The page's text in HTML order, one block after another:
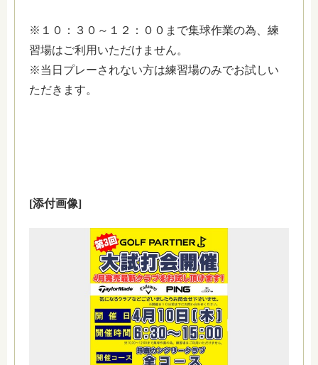
※１０：３０～１２：００まで集球作業の為、練
習場はご利用いただけません。
※当日プレーされない方は練習場のみでお試しい
ただきます。
[添付画像]